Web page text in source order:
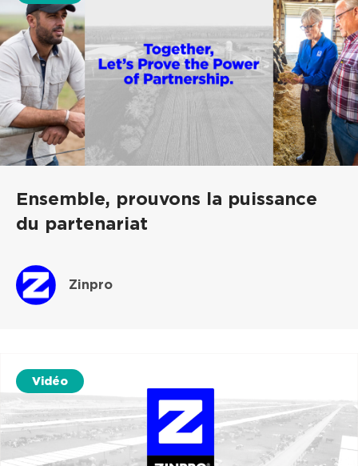
Ensemble, prouvons la puissance
du partenariat
Zinpro
Vidéo